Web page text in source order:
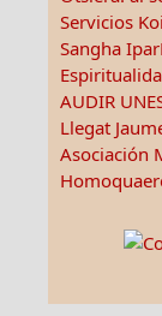
Servicios
Sangha
AUDIR
Llegat
Asociación